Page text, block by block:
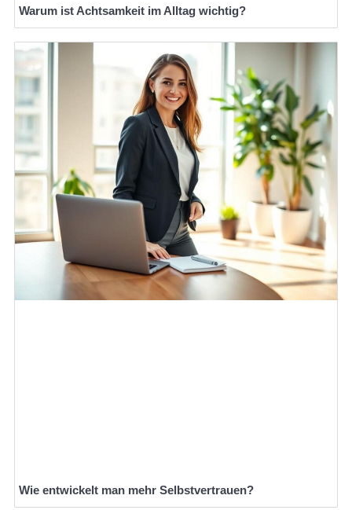
Warum ist Achtsamkeit im Alltag wichtig?
Wie entwickelt man mehr Selbstvertrauen?